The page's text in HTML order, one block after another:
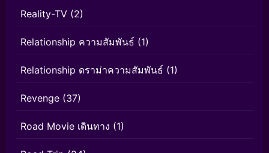
Reality-TV (2)
Relationship ความสัมพันธ์ (1)
Relationship ดราม่าความสัมพันธ์ (1)
Revenge (37)
Road Movie เดินทาง (1)